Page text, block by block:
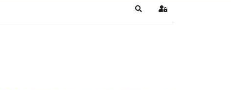
KeresésBejelentkezés